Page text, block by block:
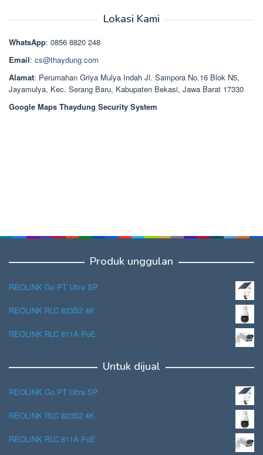
Rp1.378.000.
Lokasi Kami
WhatsApp: 0856 8820 248
Email: cs@thaydung.com
Alamat: Perumahan Griya Mulya Indah Jl. Sampora No.16 Blok N5,
Jayamulya, Kec. Serang Baru, Kabupaten Bekasi, Jawa Barat 17330
Google Maps Thaydung Security System
Produk unggulan
REOLINK Go PT Ultra SP
REOLINK RLC 823S2 4K
REOLINK RLC 811A PoE
Untuk dijual
REOLINK Go PT Ultra SP
REOLINK RLC 823S2 4K
REOLINK RLC 811A PoE